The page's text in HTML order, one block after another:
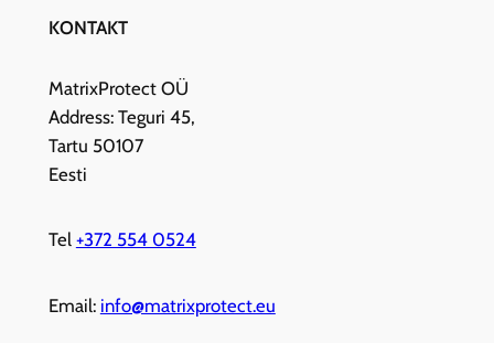
KONTAKT
MatrixProtect OÜ
Address: Teguri 45,
Tartu 50107
Eesti
Tel +372 554 0524
Email: info@matrixprotect.eu